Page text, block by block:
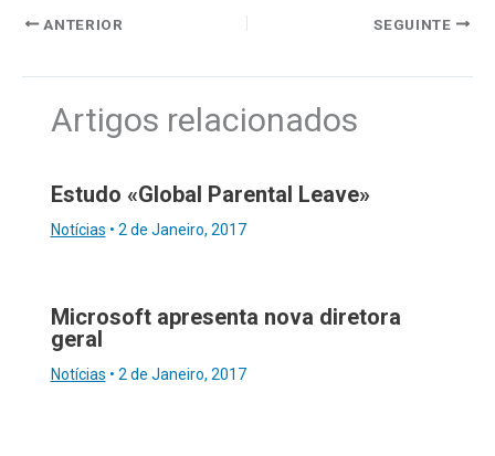
ANTERIOR SEGUINTE
Artigos relacionados
Estudo «Global Parental Leave»
Notícias • 2 de Janeiro, 2017
Microsoft apresenta nova diretora
geral
Notícias • 2 de Janeiro, 2017